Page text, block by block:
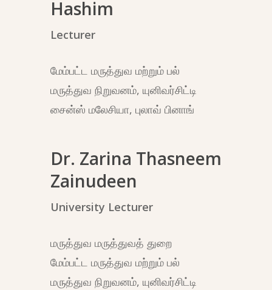
Hashim
Lecturer
மேம்பட்ட மருத்துவ மற்றும் பல்
மருத்துவ நிறுவனம், யுனிவர்சிட்டி
சைன்ஸ் மலேசியா, புலாவ் பினாங்
Dr. Zarina Thasneem
Zainudeen
University Lecturer
மருத்துவ மருத்துவத் துறை
மேம்பட்ட மருத்துவ மற்றும் பல்
மருத்துவ நிறுவனம், யுனிவர்சிட்டி